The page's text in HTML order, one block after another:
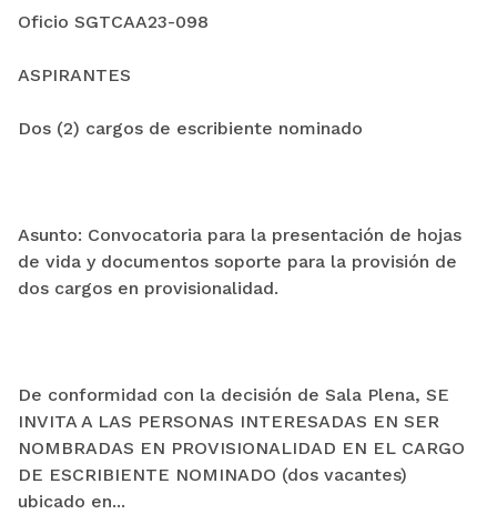
Oficio SGTCAA23-098
ASPIRANTES
Dos (2) cargos de escribiente nominado
Asunto: Convocatoria para la presentación de hojas
de vida y documentos soporte para la provisión de
dos cargos en provisionalidad.
De conformidad con la decisión de Sala Plena, SE
INVITA A LAS PERSONAS INTERESADAS EN SER
NOMBRADAS EN PROVISIONALIDAD EN EL CARGO
DE ESCRIBIENTE NOMINADO (dos vacantes)
ubicado en...